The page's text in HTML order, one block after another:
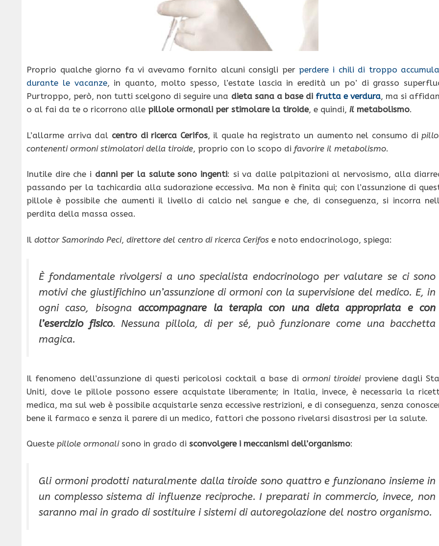
Proprio qualche giorno fa vi avevamo fornito alcuni consigli per perdere i chili di troppo
durante le vacanze, in quanto, molto spesso, l’estate lascia in eredità un po’ di grasso
Purtroppo, però, non tutti scelgono di seguire una dieta sana a base di frutta e verdura, ma si
o al fai da te o ricorrono alle pillole ormonali per stimolare la tiroide, e quindi, il metabolismo.
L’allarme arriva dal centro di ricerca Cerifos, il quale ha registrato un aumento nel consumo di
contenenti ormoni stimolatori della tiroide, proprio con lo scopo di favorire il metabolismo.
Inutile dire che i danni per la salute sono ingenti: si va dalle palpitazioni al nervosismo, alla
passando per la tachicardia alla sudorazione eccessiva. Ma non è finita qui; con l’assunzione di
pillole è possibile che aumenti il livello di calcio nel sangue e che, di conseguenza, si incorra
perdita della massa ossea.
Il dottor Samorindo Peci, direttore del centro di ricerca Cerifos e noto endocrinologo, spiega:
È fondamentale rivolgersi a uno specialista endocrinologo per valutare se ci sono
motivi che giustifichino un’assunzione di ormoni con la supervisione del medico. E, in
ogni caso, bisognaaccompagnare la terapia con una dieta appropriata e con
l’esercizio fisico. Nessuna pillola, di per sé, può funzionare come una bacchetta
magica.
Il fenomeno dell’assunzione di questi pericolosi cocktail a base di ormoni tiroideiproviene dagli
Uniti, dove le pillole possono essere acquistate liberamente; in Italia, invece, è necessaria la
medica, ma sul web è possibile acquistarle senza eccessive restrizioni, e di conseguenza, senza
bene il farmaco e senza il parere di un medico, fattori che possono rivelarsi disastrosi per la salute.
Queste pillole ormonalisono in grado di sconvolgere i meccanismi dell’organismo:
Gli ormoni prodotti naturalmente dalla tiroide sono quattro e funzionano insieme in
un complesso sistema di influenze reciproche. I preparati in commercio, invece, non
saranno mai in grado di sostituire i sistemi di autoregolazione del nostro organismo.